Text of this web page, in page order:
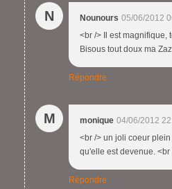
N Nounours 05/06/2012
<br /> Il est magnifique,
Bisous tout doux ma
Répondre
M monique 04/06/2012
<br /> un joli coeur
qu'elle est devenue. <br
Répondre